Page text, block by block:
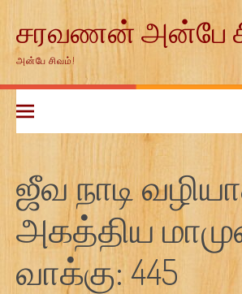
contentசரவணன் அன்பே
அன்பே சிவம்!
ஜீவ நாடி
அகத்திய
வாக்கு: 445